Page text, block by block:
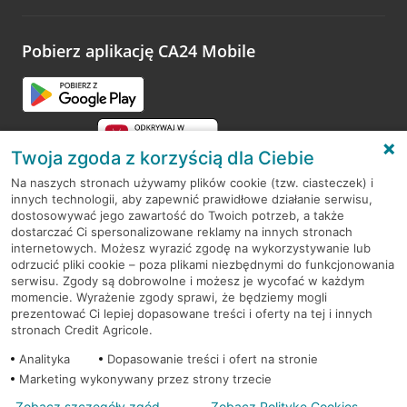
opinie.
Pobierz aplikację CA24 Mobile
RODO
Regulamin serwisu
Mapa serwisu
PolitykaCookies
Twoja zgoda z korzyścią dla Ciebie
Na naszych stronach używamy plików cookie (tzw. ciasteczek) i
innych technologii, aby zapewnić prawidłowe działanie serwisu,
dostosowywać jego zawartość do Twoich potrzeb, a także
dostarczać Ci spersonalizowane reklamy na innych stronach
internetowych. Możesz wyrazić zgodę na wykorzystywanie lub
odrzucić pliki cookie – poza plikami niezbędnymi do funkcjonowania
serwisu. Zgody są dobrowolne i możesz je wycofać w każdym
momencie. Wyrażenie zgody sprawi, że będziemy mogli
prezentować Ci lepiej dopasowane treści i oferty na tej i innych
stronach Credit Agricole.
Analityka
Dopasowanie treści i ofert na stronie
Marketing wykonywany przez strony trzecie